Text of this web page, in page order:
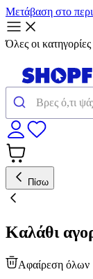
Μετάβαση στο
Όλες οι κατηγορίες
Πίσω
Καλάθι
Αφαίρεση όλων